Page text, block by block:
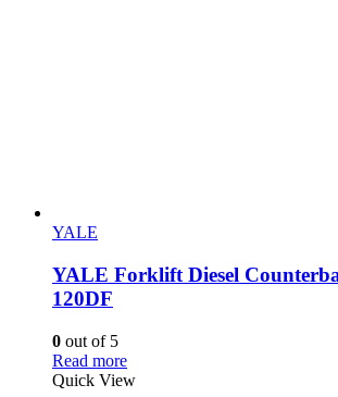
YALE
YALE Forklift Diesel
120DF
0 out of 5
Read more
Quick View